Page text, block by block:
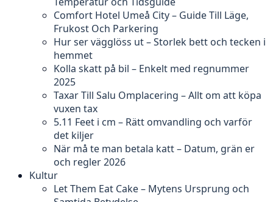
Comfort Hotel Umeå City – Guide Till Läge,
Frukost Och Parkering
Hur ser vägglöss ut – Storlek bett och tecken i
hemmet
Kolla skatt på bil – Enkelt med regnummer
2025
Taxar Till Salu Omplacering – Allt om att köpa
vuxen tax
5.11 Feet i cm – Rätt omvandling och varför
det kiljer
När må te man betala katt – Datum, grän er
och regler 2026
Kultur
Let Them Eat Cake – Mytens Ursprung och